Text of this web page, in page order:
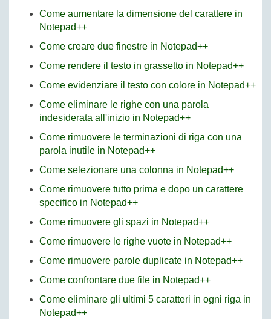
Come aumentare la dimensione del carattere in
Notepad++
Come creare due finestre in Notepad++
Come rendere il testo in grassetto in Notepad++
Come evidenziare il testo con colore in Notepad++
Come eliminare le righe con una parola
indesiderata all'inizio in Notepad++
Come rimuovere le terminazioni di riga con una
parola inutile in Notepad++
Come selezionare una colonna in Notepad++
Come rimuovere tutto prima e dopo un carattere
specifico in Notepad++
Come rimuovere gli spazi in Notepad++
Come rimuovere le righe vuote in Notepad++
Come rimuovere parole duplicate in Notepad++
Come confrontare due file in Notepad++
Come eliminare gli ultimi 5 caratteri in ogni riga in
Notepad++